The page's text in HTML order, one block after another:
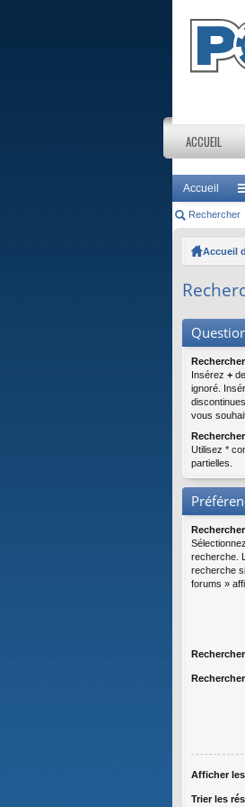
ACCUEIL
Accueil
ac
ci
Rechercher
Accueil
Insérez +
ignoré.
discontinues
vous
Utilisez *
partielles.
recherche.
recherche
forums »
Afficher
Trier les